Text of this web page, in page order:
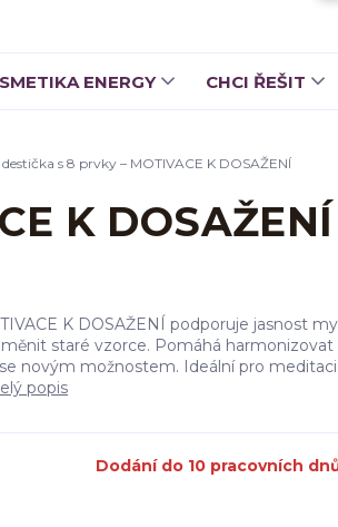
ENERGY CHCI ŘEŠIT
s 8 prvky – MOTIVACE K DOSAŽENÍ
K DOSAŽENÍ
K DOSAŽENÍ podporuje jasnost
staré vzorce. Pomáhá harmonizovat
novým možnostem. Ideální pro
popis
Dodání do 10 pracovních